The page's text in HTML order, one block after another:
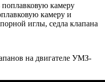
поплавковую камеру
камеру и
иглы, седла клапана
на двигателе УМЗ-